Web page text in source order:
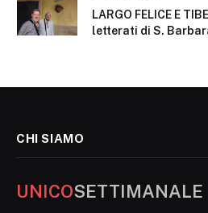
LARGO FELICE E
letterati di S.
CHI SIAMO
UNICOSETTIMANALE